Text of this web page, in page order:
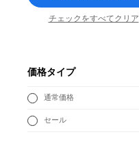
チェックをすべてクリア
価格タイプ
通常価格
セール